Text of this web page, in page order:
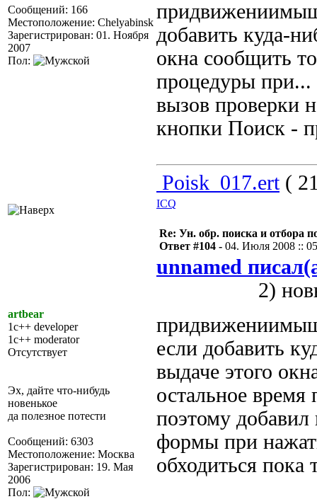
Сообщений: 166
Местоположение: Chelyabinsk
Зарегистрирован: 01. Ноября
2007
Пол:
добавить куда-
окна сообщить
процедуры при...
вызов проверки
кнопки Поиск -
Poisk_017.ert(
ICQ
artbear
1c++ developer
1c++ moderator
Отсутствует
Эх, дайте что-нибудь
новенькое
да полезное потести
Сообщений: 6303
Местоположение: Москва
Зарегистрирован: 19. Мая
2006
Пол:
Re: Ун. обр. поиска и отбора
Ответ #104 - 04. Июля 2008 ::
unnamed
2) новый
если добавить
выдаче этого
остальное
поэтому
формы при
обходиться пока